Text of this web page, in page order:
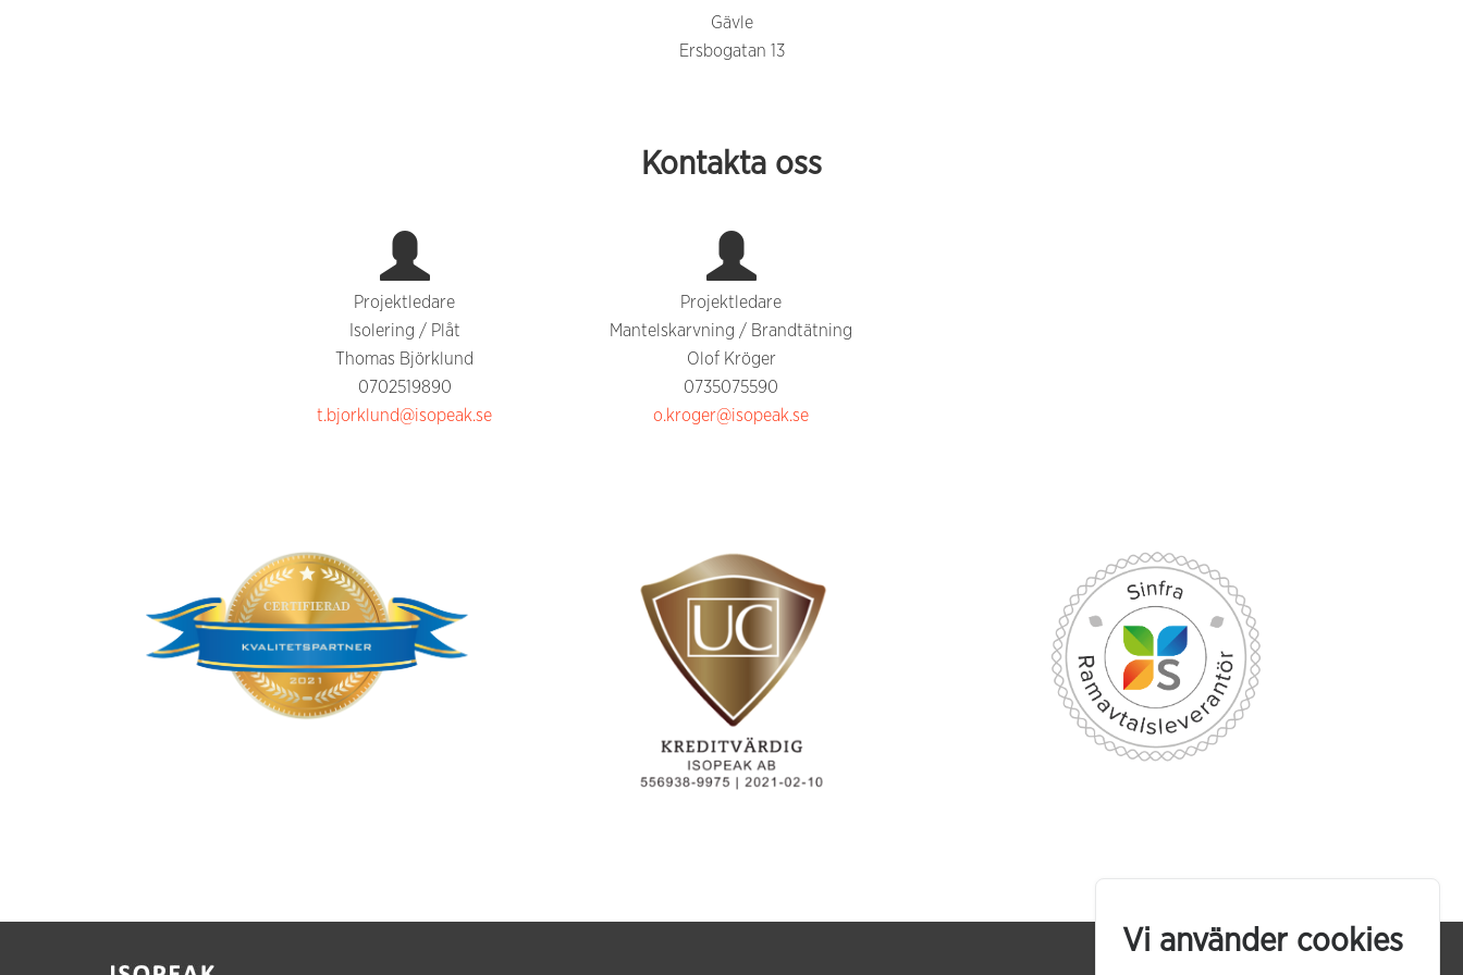
Gävle
Ersbogatan 13
Kontakta oss
Projektledare
Isolering / Plåt
Thomas Björklund
0702519890
t.bjorklund@isopeak.se
Projektledare
Mantelskarvning / Brandtätning
Olof Kröger
0735075590
o.kroger@isopeak.se
Vi använder cookies